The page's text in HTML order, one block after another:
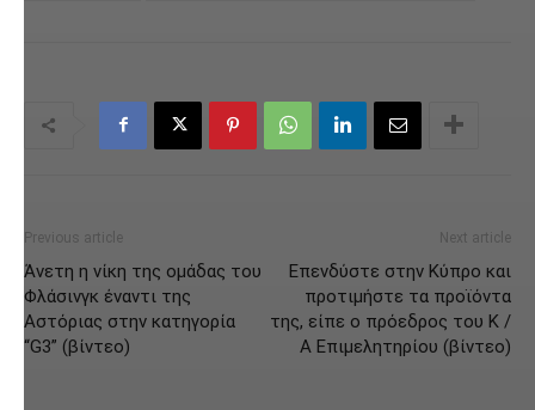
Previous article
Άνετη η νίκη της ομάδας του
Φλάσινγκ έναντι της
Αστόριας στην κατηγορία
“G3” (βίντεο)
Next article
Επενδύστε στην Κύπρο και
προτιμήστε τα προϊόντα
της, είπε ο πρόεδρος του Κ /
Α Επιμελητηρίου (βίντεο)